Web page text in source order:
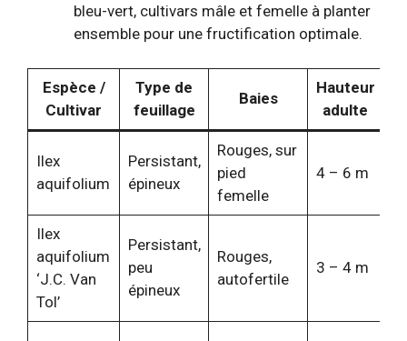
bleu-vert, cultivars mâle et femelle à planter
ensemble pour une fructification optimale.
Espèce /
Cultivar
Type de
feuillage
Baies
Hauteur
adulte
Ilex
aquifolium
Persistant,
épineux
Rouges, sur
pied
femelle
4 – 6 m
Ilex
aquifolium
‘J.C. Van
Tol’
Persistant,
peu
épineux
Rouges,
autofertile
3 – 4 m